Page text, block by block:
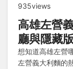
935views
高雄左營
廳與隱藏
想知道高雄左營
左營義大利麵的